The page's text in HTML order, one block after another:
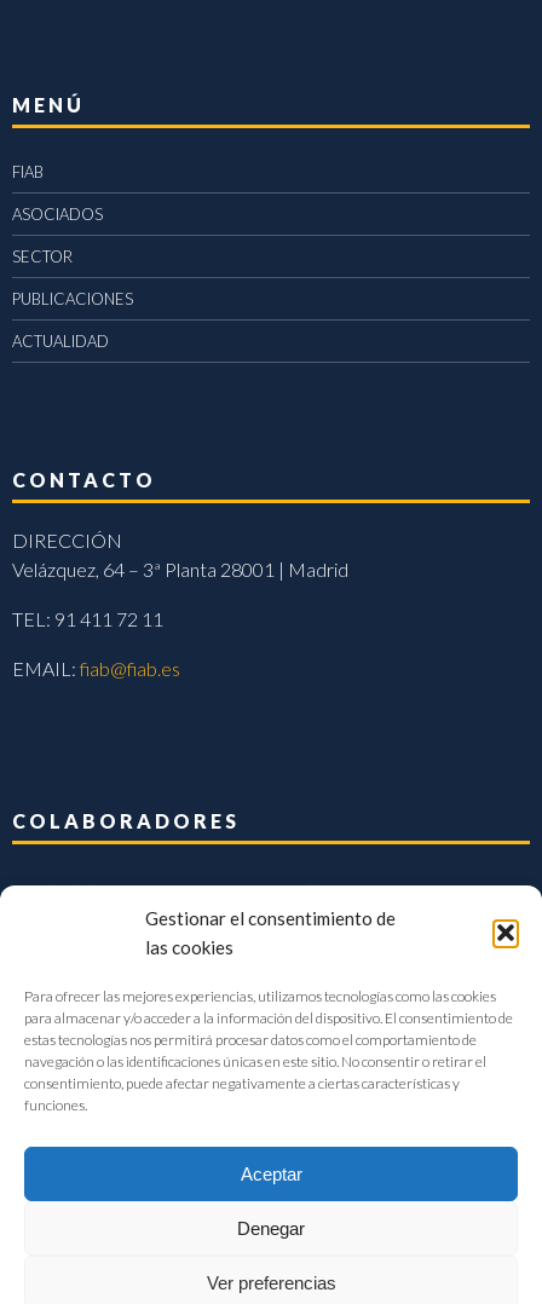
Gestionar el consentimiento de
las cookies
Para ofrecer las mejores experiencias, utilizamos tecnologías como las cookies
para almacenar y/o acceder a la información del dispositivo. El consentimiento de
estas tecnologías nos permitirá procesar datos como el comportamiento de
navegación o las identificaciones únicas en este sitio. No consentir o retirar el
consentimiento, puede afectar negativamente a ciertas características y
funciones.
Aceptar
Denegar
Ver preferencias
MENÚ
FIAB
ASOCIADOS
SECTOR
PUBLICACIONES
ACTUALIDAD
CONTACTO
DIRECCIÓN
Velázquez, 64 – 3ª Planta 28001 | Madrid
TEL: 91 411 72 11
EMAIL:fiab@fiab.es
COLABORADORES
FIAB Federación Española de Industrias de la Alimentación y Bebidas